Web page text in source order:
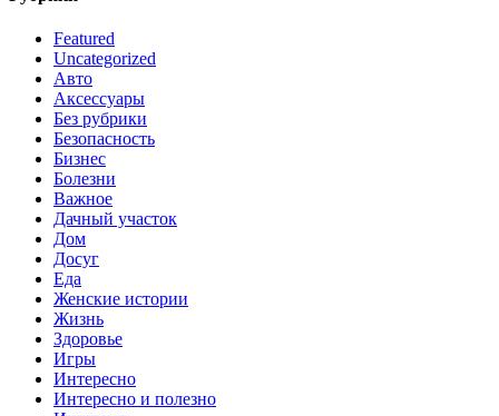
Featured
Uncategorized
Авто
Аксессуары
Без рубрики
Безопасность
Бизнес
Болезни
Важное
Дачный участок
Дом
Досуг
Еда
Женские истории
Жизнь
Здоровье
Игры
Интересно
Интересно и полезно